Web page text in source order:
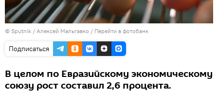
© Sputnik / Алексей Мальгавко / Перейти в фотобанк
Подписаться
В целом по Евразийскому экономическому
союзу рост составил 2,6 процента.